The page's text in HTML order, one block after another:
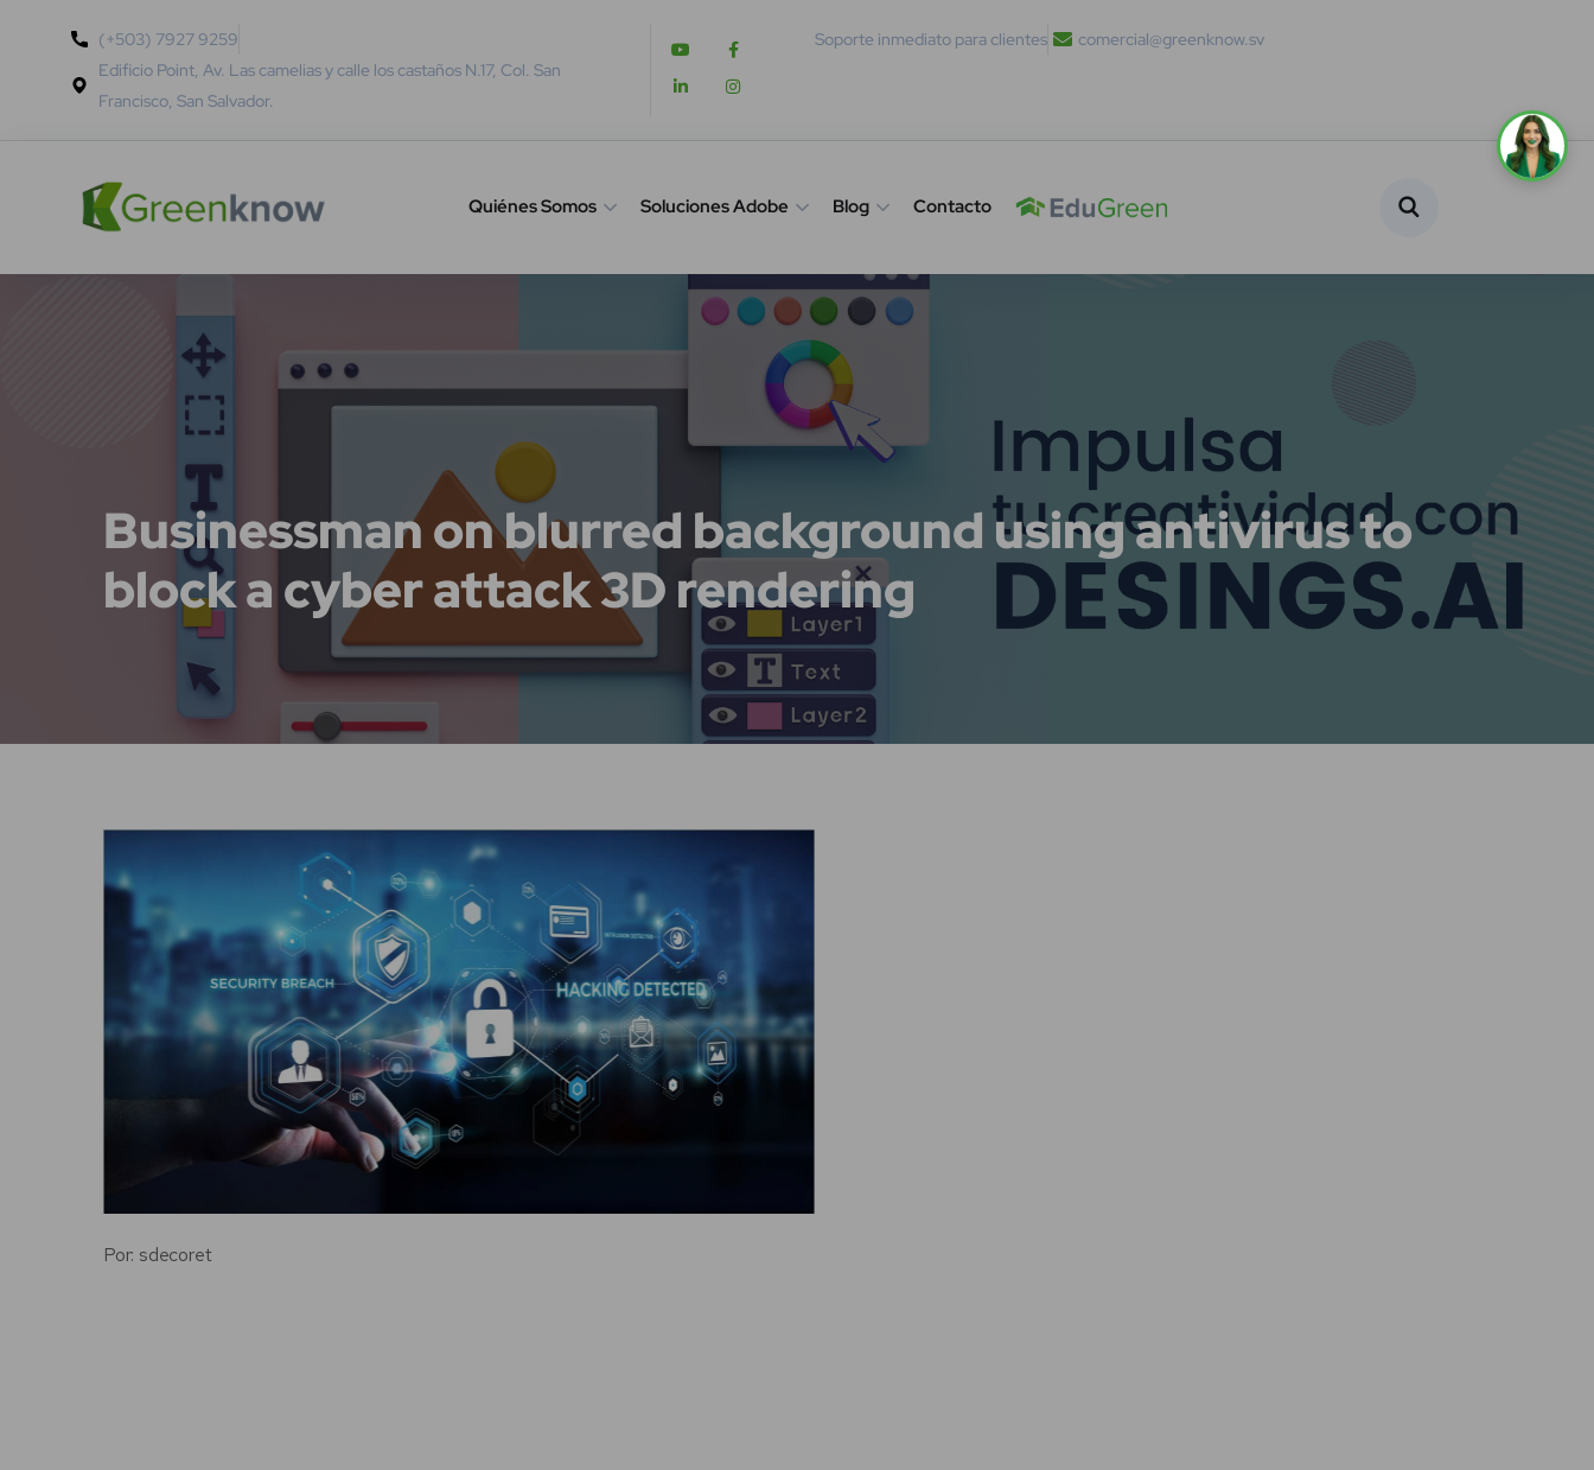
(+503) 7927 9259
Edificio Point, Av. Las camelias y calle los castaños N.17, Col. San
Francisco, San Salvador.
Soporte inmediato para clientes comercial@greenknow.sv
Quiénes Somos Soluciones Adobe Blog Contacto
Businessman on blurred background using antivirus to
block a cyber attack 3D rendering
Por: sdecoret